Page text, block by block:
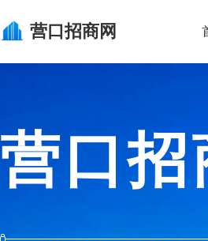
营口招商网
营口